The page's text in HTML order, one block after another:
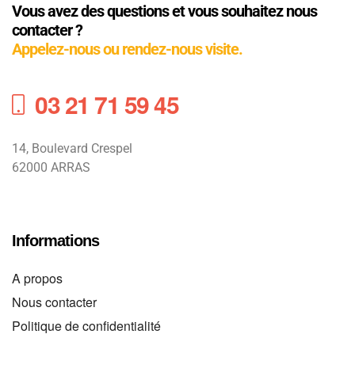
Vous avez des questions et vous souhaitez nous
contacter ?
Appelez-nous ou rendez-nous visite.
03 21 71 59 45
14, Boulevard Crespel
62000 ARRAS
Informations
A propos
Nous contacter
Politique de confidentialité